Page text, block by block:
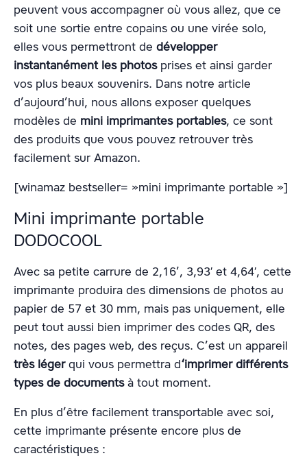
peuvent vous accompagner où vous allez, que ce
soit une sortie entre copains ou une virée solo,
elles vous permettront de développer
instantanément les photosprises et ainsi garder
vos plus beaux souvenirs. Dans notre article
d’aujourd’hui, nous allons exposer quelques
modèles de mini imprimantes portables, ce sont
des produits que vous pouvez retrouver très
facilement sur Amazon.
[winamaz bestseller= »mini imprimante portable »]
Mini imprimante portable
DODOCOOL
Avec sa petite carrure de 2,16’, 3,93′ et 4,64′, cette
imprimante produira des dimensions de photos au
papier de 57 et 30 mm, mais pas uniquement, elle
peut tout aussi bien imprimer des codes QR, des
notes, des pages web, des reçus. C’est un appareil
très légerqui vous permettra d‘imprimer différents
types de documentsà tout moment.
En plus d’être facilement transportable avec soi,
cette imprimante présente encore plus de
caractéristiques :